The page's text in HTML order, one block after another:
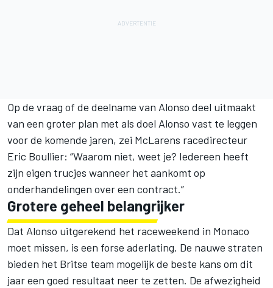
Op de vraag of de deelname van Alonso deel uitmaakt
van een groter plan met als doel Alonso vast te leggen
voor de komende jaren, zei McLarens racedirecteur
Eric Boullier: “Waarom niet, weet je? Iedereen heeft
zijn eigen trucjes wanneer het aankomt op
onderhandelingen over een contract.”
Grotere geheel belangrijker
Dat Alonso uitgerekend het raceweekend in Monaco
moet missen, is een forse aderlating. De nauwe straten
bieden het Britse team mogelijk de beste kans om dit
jaar een goed resultaat neer te zetten. De afwezigheid